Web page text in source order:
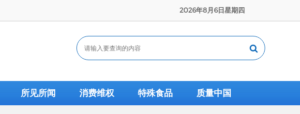
2026年8月6日星期四
所见所闻 消费维权 特殊食品 质量中国